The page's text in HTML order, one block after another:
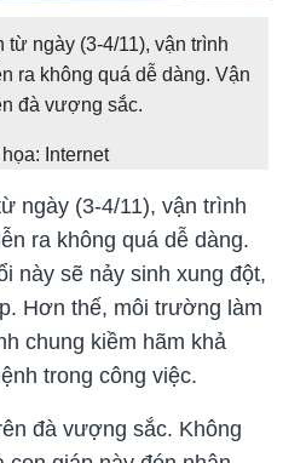
ngày (3-4/11), vận trình
ra không quá dễ dàng. Vận
đà vượng sắc.
Internet
ngày (3-4/11), vận trình
ra không quá dễ dàng.
này sẽ nảy sinh xung đột,
Hơn thế, môi trường làm
chung kiềm hãm khả
trong công việc.
đà vượng sắc. Không